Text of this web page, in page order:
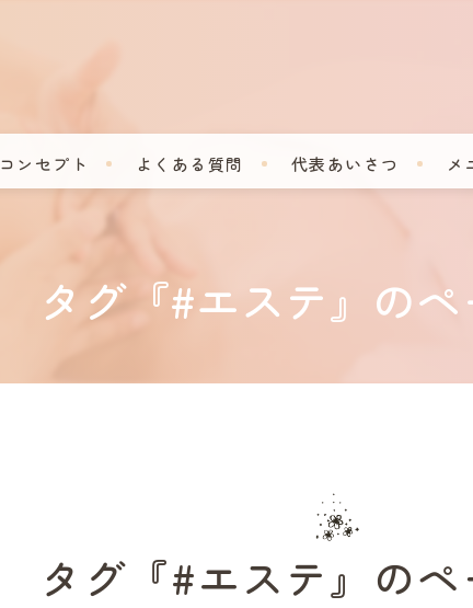
コンセプト よくある質問 代表あいさつ メ
タグ『#エステ』の
タグ『#エステ』の